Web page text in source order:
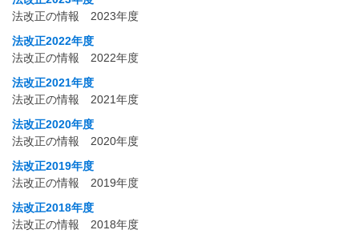
法改正の情報 2023年度
法改正2022年度
法改正の情報 2022年度
法改正2021年度
法改正の情報 2021年度
法改正2020年度
法改正の情報 2020年度
法改正2019年度
法改正の情報 2019年度
法改正2018年度
法改正の情報 2018年度